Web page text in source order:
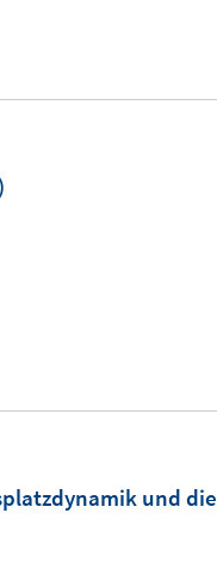
und die